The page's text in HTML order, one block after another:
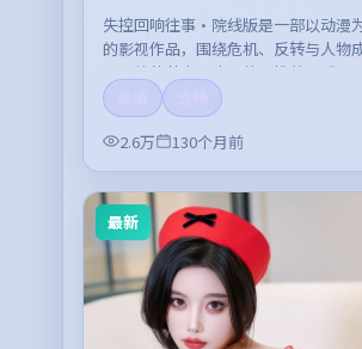
失控回响往事·院线版是一部以动漫
的影视作品，围绕危机、反转与人物
开，整体节奏紧凑，值得推荐观看。
2.6万
130个月前
最新